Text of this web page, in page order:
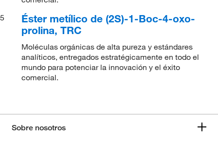
5
Éster metílico de (2S)-1-Boc-4-oxo-
prolina, TRC
Moléculas orgánicas de alta pureza y estándares
analíticos, entregados estratégicamente en todo el
mundo para potenciar la innovación y el éxito
comercial.
Sobre nosotros